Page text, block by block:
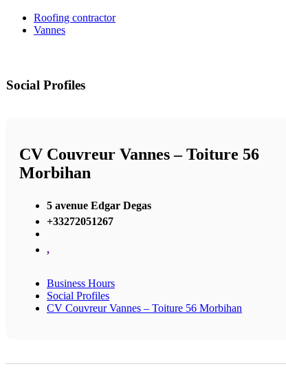
Roofing contractor
Vannes
Social Profiles
CV Couvreur Vannes – Toiture 56
Morbihan
5 avenue Edgar Degas
+33272051267
,
Business Hours
Social Profiles
CV Couvreur Vannes – Toiture 56 Morbihan